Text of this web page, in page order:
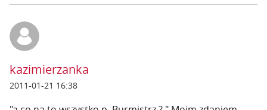
kazimierzanka
2011-01-21 16:38